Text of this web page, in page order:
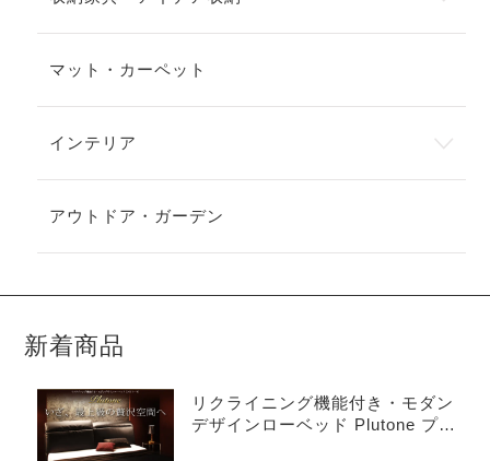
マット・カーペット
インテリア
アウトドア・ガーデン
新着商品
リクライニング機能付き・モダン
デザインローベッド Plutone プル